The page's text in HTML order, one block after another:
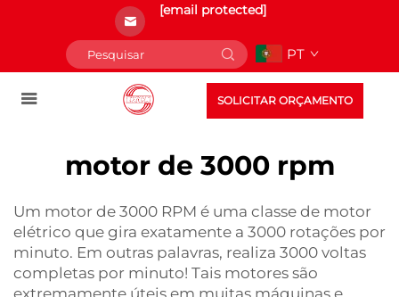
[email protected]
PT
SOLICITAR ORÇAMENTO
motor de 3000 rpm
Um motor de 3000 RPM é uma classe de motor
elétrico que gira exatamente a 3000 rotações por
minuto. Em outras palavras, realiza 3000 voltas
completas por minuto! Tais motores são
extremamente úteis em muitas máquinas e